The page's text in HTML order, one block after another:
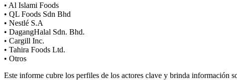
• Al Islami Foods
• QL Foods Sdn Bhd
• Nestlé S.A
• DagangHalal Sdn. Bhd.
• Cargill Inc.
• Tahira Foods Ltd.
• Otros
Este informe cubre los perfiles de los actores clave y brinda información